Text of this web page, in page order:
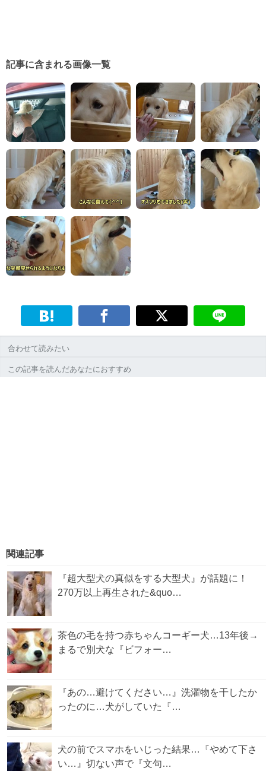
記事に含まれる画像一覧
合わせて読みたい
この記事を読んだあなたにおすすめ
関連記事
『超大型犬の真似をする大型犬』が話題に！
270万以上再生された&quo…
茶色の毛を持つ赤ちゃんコーギー犬…13年後→
まるで別犬な『ビフォー…
『あの…避けてください…』洗濯物を干したか
ったのに…犬がしていた『…
犬の前でスマホをいじった結果…『やめて下さ
い…』切ない声で『文句…